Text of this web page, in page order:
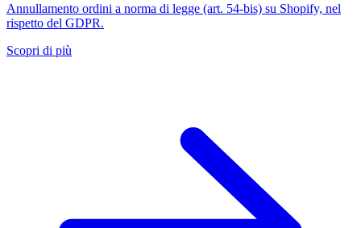
Annullamento ordini a norma di legge (art. 54-bis) su Shopify, nel
rispetto del GDPR.
Scopri di più